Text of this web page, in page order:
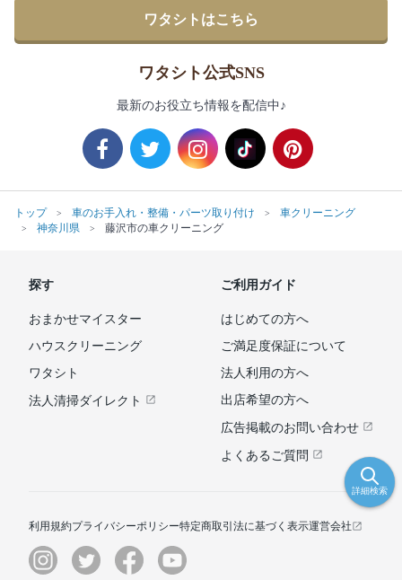
ワタシトはこちら
ワタシト公式SNS
最新のお役立ち情報を配信中♪
トップ 車のお手入れ・整備・パーツ取り付け
車クリーニング
神奈川県
藤沢市の車クリーニング
詳細検索
探す
おまかせマイスター
ハウスクリーニング
ワタシト
法人清掃ダイレクト
ご利用ガイド
はじめての方へ
ご満足度保証について
法人利用の方へ
出店希望の方へ
広告掲載のお問い合わせ
よくあるご質問
利用規約プライバシーポリシー特定商取引法に基づく表示運営会社